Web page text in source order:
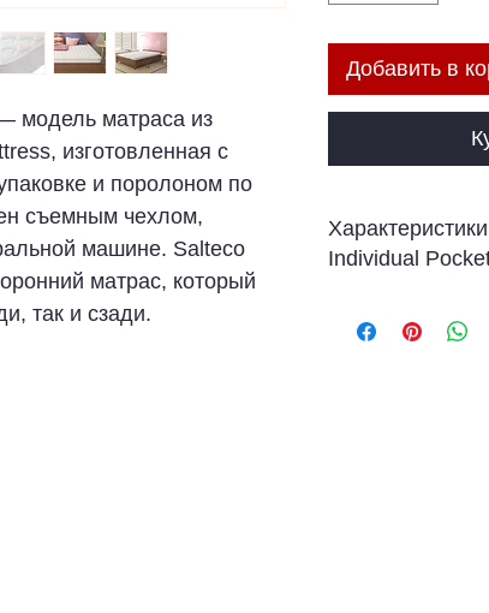
модель матраса из
изготовленная с
и поролоном по
съемным чехлом,
машине. Salteco
матрас, который
так и сзади.
Добавить в
Individual
Высота